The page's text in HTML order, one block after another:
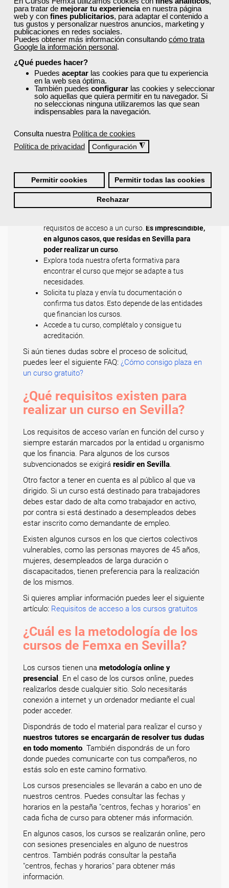
para tratar de mejorar tu experienciaen nuestra página
web y con fines publicitarios, para adaptar el contenido a
tus gustos y personalizar nuestros anuncios, marketing y
publicaciones en redes sociales.
Puedes obtener más información consultando cómo trata
Google la información personal.
¿Qué puedes hacer?
Puedes aceptar las cookies para que tu experiencia
en la web sea óptima.
También puedes configurar las cookies y seleccionar
solo aquellas que quiera permitir en tu navegador. Si
no seleccionas ninguna utilizaremos las que sean
indispensables para la navegación.
Consulta nuestra Política de cookies
Política de privacidad
Configuración ◮
Permitir cookies Permitir todas las cookies
Rechazar
transporte, y prevención de riesgos laborales y
medioambiente.
Descubre cursos tan útiles como:
Proyectos audiovisuales multimedia interactivos
Gestión de unidades de información y
distribución turísticas
Planes de emergencia y evacuación
Fotografía digital y la empresa
Gestión de compras y aprovisionamiento
Incendios forestales y efectos medioambientales
Todos ellos cuentan con acreditación oficial.
¿Cómo solicitar plaza en un
curso de Femxa en Sevilla?
Sigue los siguientes pasos:
Regístrate y cubre todos tus datos. Esto es
requisitos de acceso a un curso. Es imprescindible,
en algunos casos, que residas en Sevilla para
poder realizar un curso
Explora toda nuestra oferta formativa para
encontrar el curso que mejor se adapte a tus
necesidades.
Solicita tu plaza y envía tu documentación o
confirma tus datos. Esto depende de las entidades
que financian los cursos.
Accede a tu curso, complétalo y consigue tu
acreditación.
Si aún tienes dudas sobre el proceso de solicitud,
puedes leer el siguiente FAQ: ¿Cómo consigo plaza en
un curso gratuito?
¿Qué requisitos existen para
realizar un curso en Sevilla?
Los requisitos de acceso varían en función del curso y
siempre estarán marcados por la entidad u organismo
que los financia. Para algunos de los cursos
subvencionados se exigirá residir en Sevilla.
Otro factor a tener en cuenta es al público al que va
dirigido. Si un curso está destinado para trabajadores
debes estar dado de alta como trabajador en activo,
por contra si está destinado a desempleados debes
estar inscrito como demandante de empleo.
Existen algunos cursos en los que ciertos colectivos
vulnerables, como las personas mayores de 45 años,
mujeres, desempleados de larga duración o
discapacitados, tienen preferencia para la realización
de los mismos.
Si quieres ampliar información puedes leer el siguiente
artículo: Requisitos de acceso a los cursos gratuitos
¿Cuál es la metodología de los
cursos de Femxa en Sevilla?
Los cursos tienen una metodología online y
presencial . En el caso de los cursos online, puedes
realizarlos desde cualquier sitio. Solo necesitarás
conexión a internet y un ordenador mediante el cual
poder acceder.
Dispondrás de todo el material para realizar el curso y
nuestros tutores se encargarán de resolver tus dudas
en todo momento. También dispondrás de un foro
donde puedes comunicarte con tus compañeros, no
estás solo en este camino formativo.
Los cursos presenciales se llevarán a cabo en uno de
nuestros centros. Puedes consultar las fechas y
horarios en la pestaña "centros, fechas y horarios" en
cada ficha de curso para obtener más información.
En algunos casos, los cursos se realizarán online, pero
con sesiones presenciales en alguno de nuestros
centros. También podrás consultar la pestaña
"centros, fechas y horarios" para obtener más
información.